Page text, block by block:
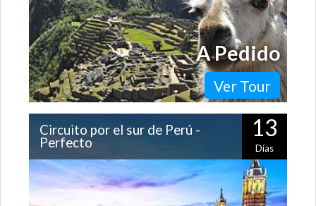
Ver Tour
A Pedido
Circuito por el sur de Perú -
Perfecto
13
Días
Es uno de los circuitos más completos que podrás
hacer para recorrer los imperdibles de Perú. Por sólo
mencionar algunas, conocerás…